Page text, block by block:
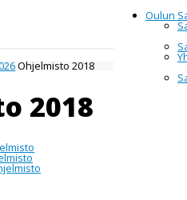
Oulun
Ohjelmisto 2018
2018